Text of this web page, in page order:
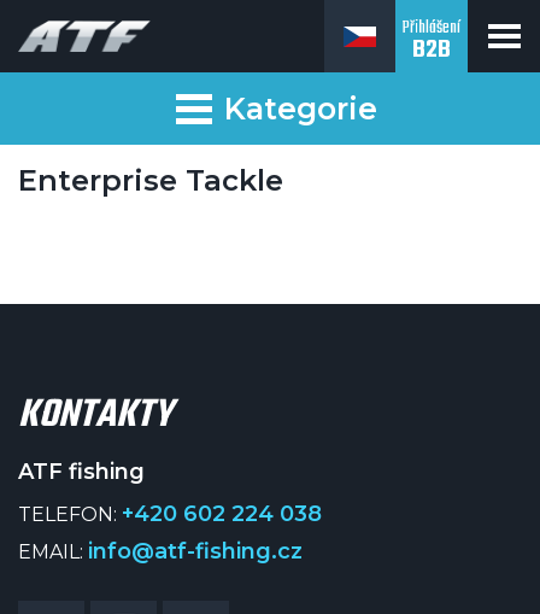
Přihlášení
B2B
Kategorie
Enterprise Tackle
KONTAKTY
ATF fishing
TELEFON: +420 602 224 038
EMAIL: info@atf-fishing.cz